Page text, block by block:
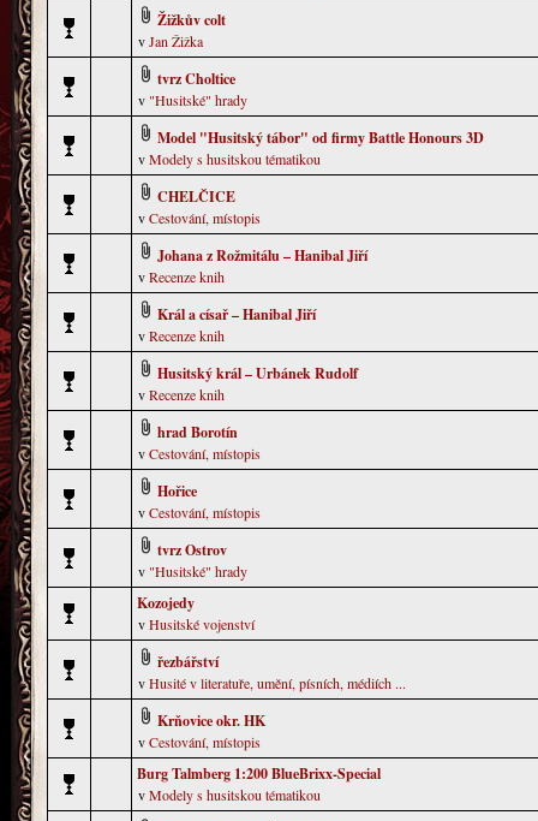
Žižkův colt
vJan Žižka
tvrz Choltice
v "Husitské" hrady
Model "Husitský tábor" od firmy Battle Honours 3D
vModely s husitskou tématikou
CHELČICE
vCestování, místopis
Johana z Rožmitálu – Hanibal Jiří
vRecenze knih
Král a císař – Hanibal Jiří
vRecenze knih
Husitský král – Urbánek Rudolf
vRecenze knih
hrad Borotín
vCestování, místopis
Hořice
vCestování, místopis
tvrz Ostrov
v "Husitské" hrady
Kozojedy
vHusitské vojenství
řezbářství
vHusité v literatuře, umění, písních, médiích ...
Krňovice okr. HK
vCestování, místopis
Burg Talmberg 1:200 BlueBrixx-Special
vModely s husitskou tématikou